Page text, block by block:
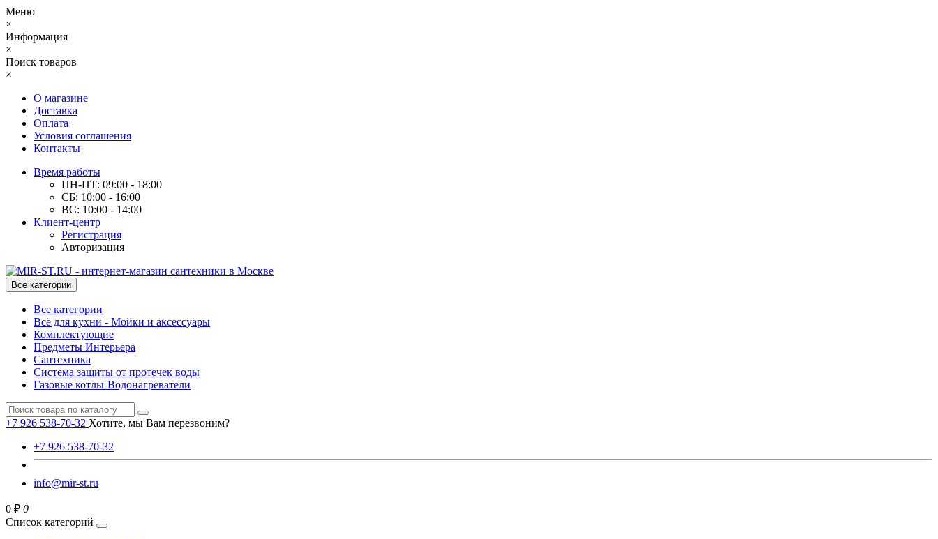
Меню
×
Информация
×
Поиск товаров
×
О магазине
Доставка
Оплата
Условия соглашения
Контакты
Время работы
ПН-ПТ: 09:00 - 18:00
СБ: 10:00 - 16:00
ВС: 10:00 - 14:00
Клиент-центр
Регистрация
Авторизация
Все категории
Все категории
Всё для кухни - Мойки и аксессуары
Комплектующие
Предметы Интерьера
Сантехника
Система защиты от протечек воды
Газовые котлы-Водонагреватели
+7 926 538-70-32 Хотите, мы Вам перезвоним?
+7 926 538-70-32
info@mir-st.ru
0 ₽ 0
Список категорий